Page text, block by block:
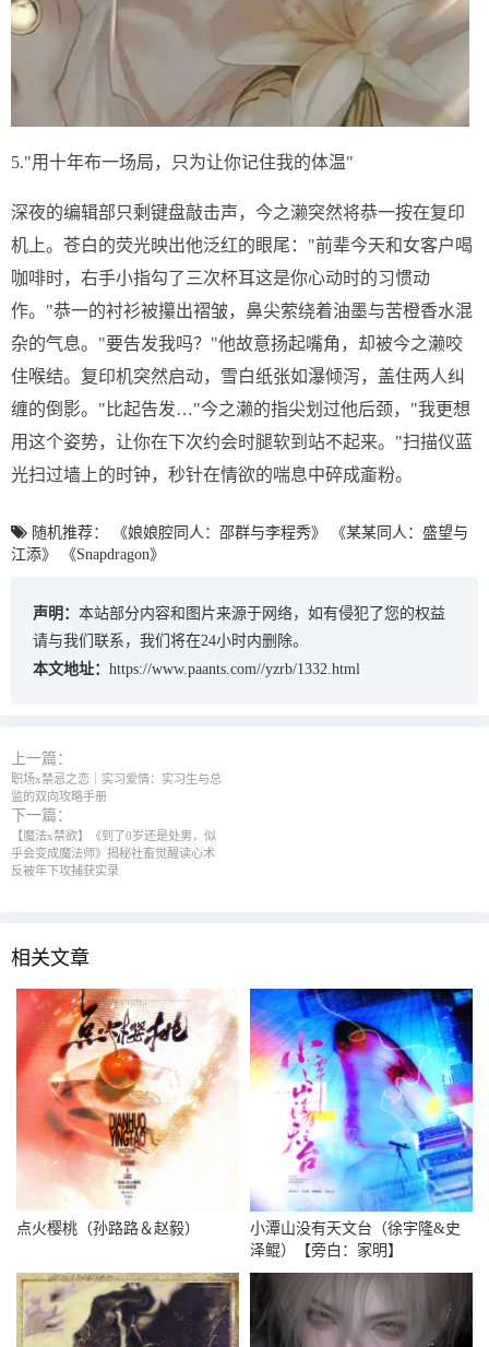
5."用十年布一场局，只为让你记住我的体温"
深夜的编辑部只剩键盘敲击声，今之濑突然将恭一按在复印
机上。苍白的荧光映出他泛红的眼尾："前辈今天和女客户喝
咖啡时，右手小指勾了三次杯耳这是你心动时的习惯动
作。"恭一的衬衫被攥出褶皱，鼻尖萦绕着油墨与苦橙香水混
杂的气息。"要告发我吗？"他故意扬起嘴角，却被今之濑咬
住喉结。复印机突然启动，雪白纸张如瀑倾泻，盖住两人纠
缠的倒影。"比起告发…"今之濑的指尖划过他后颈，"我更想
用这个姿势，让你在下次约会时腿软到站不起来。"扫描仪蓝
光扫过墙上的时钟，秒针在情欲的喘息中碎成齑粉。
随机推荐： 《娘娘腔同人：邵群与李程秀》
《某某同人：盛望与
江添》
《Snapdragon》
声明： 本站部分内容和图片来源于网络，如有侵犯了您的权益
请与我们联系，我们将在24小时内删除。
本文地址： https://www.paants.com//yzrb/1332.html
上一篇：
职场x禁忌之恋｜实习爱情：实习生与总
监的双向攻略手册
下一篇：
【魔法x禁欲】《到了0岁还是处男，似
乎会变成魔法师》揭秘社畜觉醒读心术
反被年下攻捕获实录
相关文章
点火樱桃（孙路路＆赵毅）
小潭山没有天文台（徐宇隆&史
泽鲲）【旁白：家明】